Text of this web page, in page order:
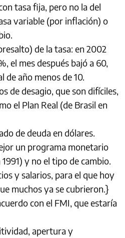
tasa fija, pero no la del
variable (por inflación) o
de la tasa: en 2002
el mes después bajó a 60,
de año menos de 10.
de desagio, que son difíciles,
el Plan Real (de Brasil en
de deuda en dólares.
un programa monetario
y no el tipo de cambio.
y salarios, para el que hoy
muchos ya se cubrieron.}
con el FMI, que estaría
apertura y